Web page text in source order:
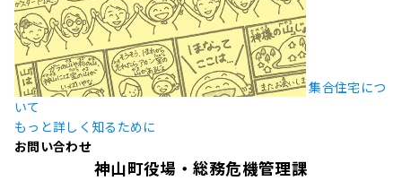
集合住宅につ
いて
もっと詳しく知るために
お問い合わせ
神山町役場・総務危機管理課